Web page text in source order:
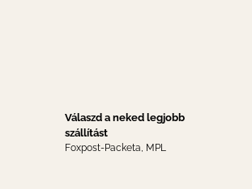
Válaszd a neked legjobb
szállítást
Foxpost-Packeta, MPL